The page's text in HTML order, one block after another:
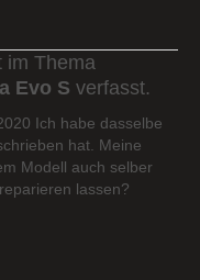
im Thema
Evo S verfasst.
Ich habe dasselbe
hat. Meine
Modell auch selber
lassen?